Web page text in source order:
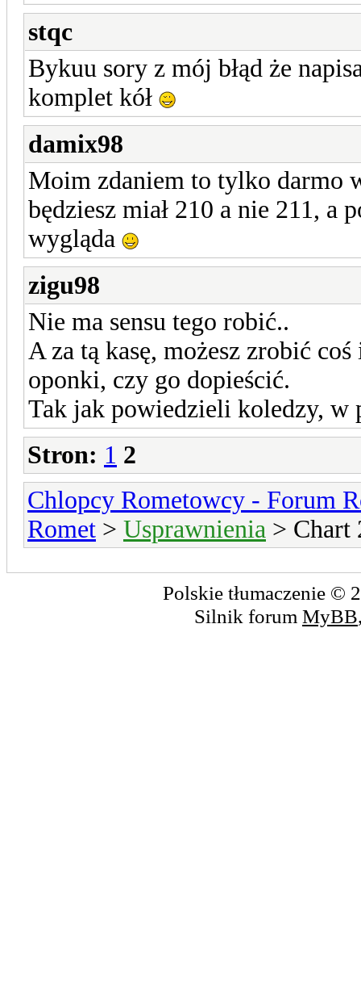
stqc
Bykuu sory z mój błąd że
komplet kół
damix98
Moim zdaniem to tylko darmo
będziesz miał 210 a nie 211, a
wygląda
zigu98
Nie ma sensu tego robić..
A za tą kasę, możesz zrobić
oponki, czy go dopieścić.
Tak jak powiedzieli koledzy, w
Stron: 1 2
Chlopcy Rometowcy - Forum
Romet > Usprawnienia > Chart
Polskie tłumaczenie ©
Silnik forum MyBB